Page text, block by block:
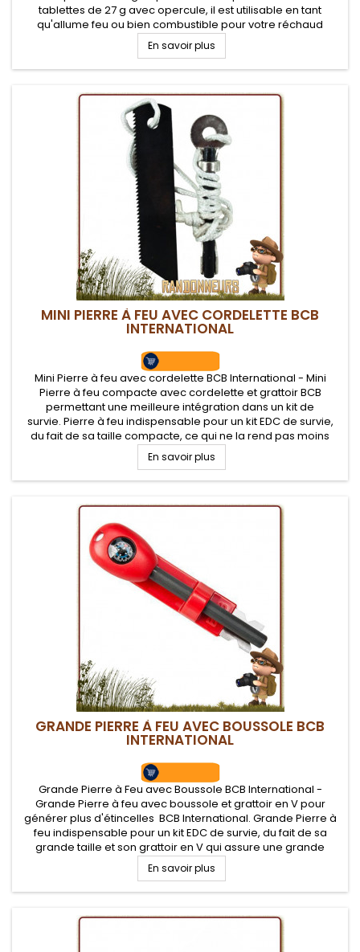
tablettes de 27 g avec opercule, il est utilisable en tant
qu'allume feu ou bien combustible pour votre réchaud
éthanol.
En savoir plus
MINI PIERRE À FEU AVEC CORDELETTE BCB
INTERNATIONAL
Mini Pierre à feu avec cordelette BCB International - Mini
Pierre à feu compacte avec cordelette et grattoir BCB
permettant une meilleure intégration dans un kit de
survie. Pierre à feu indispensable pour un kit EDC de survie,
du fait de sa taille compacte, ce qui ne la rend pas moins
efficace.
En savoir plus
GRANDE PIERRE À FEU AVEC BOUSSOLE BCB
INTERNATIONAL
Grande Pierre à Feu avec Boussole BCB International -
Grande Pierre à feu avec boussole et grattoir en V pour
générer plus d'étincelles BCB International. Grande Pierre à
feu indispensable pour un kit EDC de survie, du fait de sa
grande taille et son grattoir en V qui assure une grande
formation d'étincelles pour allumer son feu de camp ou
initier la...
En savoir plus